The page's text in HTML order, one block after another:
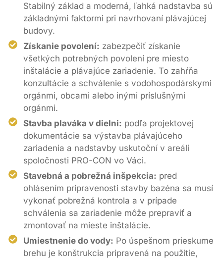
Stabilný základ a moderná, ľahká nadstavba sú
základnými faktormi pri navrhovaní plávajúcej
budovy.
Získanie povolení: zabezpečiť získanie
všetkých potrebných povolení pre miesto
inštalácie a plávajúce zariadenie. To zahŕňa
konzultácie a schválenie s vodohospodárskymi
orgánmi, obcami alebo inými príslušnými
orgánmi.
Stavba plaváka v dielni: podľa projektovej
dokumentácie sa výstavba plávajúceho
zariadenia a nadstavby uskutoční v areáli
spoločnosti PRO-CON vo Váci.
Stavebná a pobrežná inšpekcia: pred
ohlásením pripravenosti stavby bazéna sa musí
vykonať pobrežná kontrola a v prípade
schválenia sa zariadenie môže prepraviť a
zmontovať na mieste inštalácie.
Umiestnenie do vody: Po úspešnom prieskume
brehu je konštrukcia pripravená na použitie,